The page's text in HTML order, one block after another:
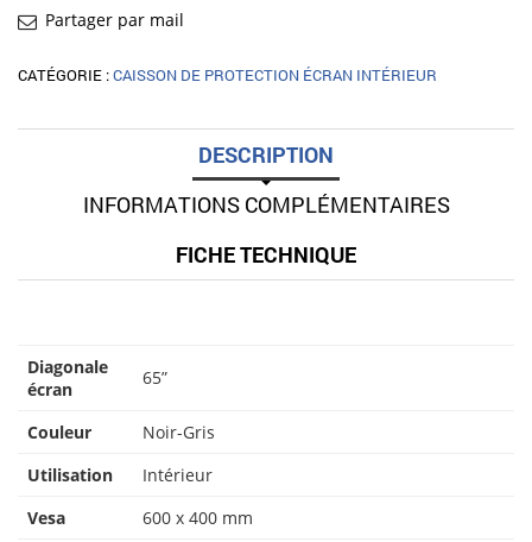
Z04-
65
Partager par mail
CATÉGORIE :CAISSON DE PROTECTION ÉCRAN INTÉRIEUR
DESCRIPTION
INFORMATIONS COMPLÉMENTAIRES
FICHE TECHNIQUE
Diagonale
écran
65”
Couleur
Noir-Gris
Utilisation
Intérieur
Vesa
600 x 400 mm